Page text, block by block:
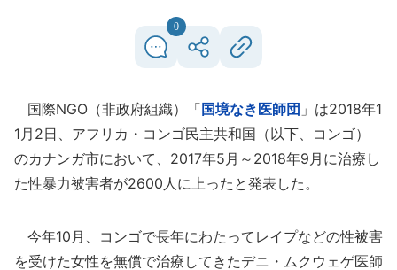
0
国際NGO（非政府組織）「 国境なき医師団 」は2018年1
1月2日、アフリカ・コンゴ民主共和国（以下、コンゴ）
のカナンガ市において、2017年5月～2018年9月に治療し
た性暴力被害者が2600人に上ったと発表した。
今年10月、コンゴで長年にわたってレイプなどの性被害
を受けた女性を無償で治療してきたデニ・ムクウェゲ医師